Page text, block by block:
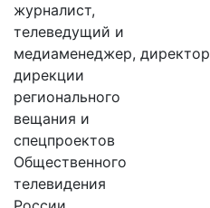
журналист,
телеведущий и
медиаменеджер, директор
дирекции
регионального
вещания и
спецпроектов
Общественного
телевидения